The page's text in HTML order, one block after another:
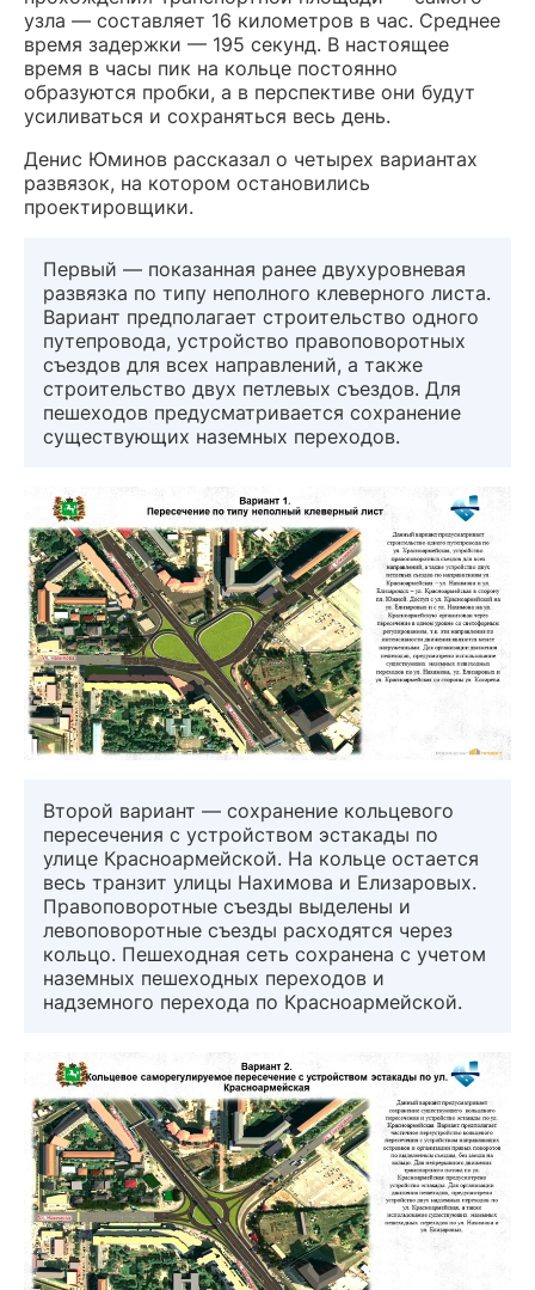
узла — составляет 16 километров в час. Среднее
время задержки — 195 секунд. В настоящее
время в часы пик на кольце постоянно
образуются пробки, а в перспективе они будут
усиливаться и сохраняться весь день.
Денис Юминов рассказал о четырех вариантах
развязок, на котором остановились
проектировщики.
Первый — показанная ранее двухуровневая
развязка по типу неполного клеверного листа.
Вариант предполагает строительство одного
путепровода, устройство правоповоротных
съездов для всех направлений, а также
строительство двух петлевых съездов. Для
пешеходов предусматривается сохранение
существующих наземных переходов.
Второй вариант — сохранение кольцевого
пересечения с устройством эстакады по
улице Красноармейской. На кольце остается
весь транзит улицы Нахимова и Елизаровых.
Правоповоротные съезды выделены и
левоповоротные съезды расходятся через
кольцо. Пешеходная сеть сохранена с учетом
наземных пешеходных переходов и
надземного перехода по Красноармейской.